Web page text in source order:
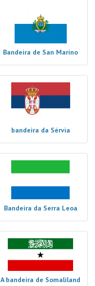
Bandeira de San Marino
bandeira da Sérvia
Bandeira da Serra Leoa
A bandeira de Somaliland